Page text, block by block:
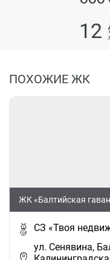
12
ПОХОЖИЕ ЖК
ЖК «Балтийская
СЗ «Твоя
ул. Сенявина,